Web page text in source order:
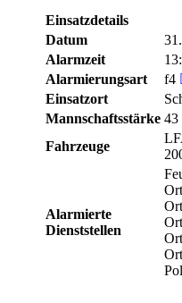
Einsatzdetails
Datum
Alarmzeit
Alarmierungsart
f4
Einsatzort
Mannschaftsstärke 43
Fahrzeuge
Alarmierte
Dienststellen